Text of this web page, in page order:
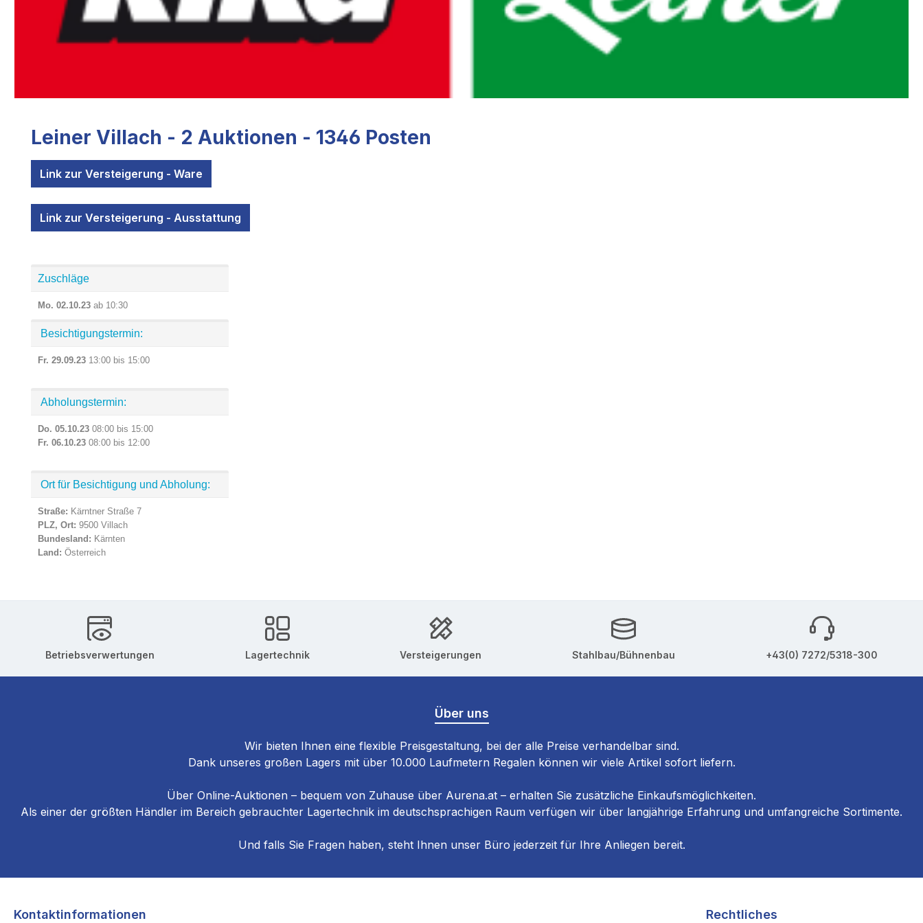
Leiner Villach - 2 Auktionen - 1346 Posten
Link zur Versteigerung - Ware
Link zur Versteigerung - Ausstattung
Zuschläge
Zuschläge:
Mo. 02.10.23 ab 10:30
Besichtigungstermin:
Fr. 29.09.23 13:00 bis 15:00
Abholungstermin:
Do. 05.10.23 08:00 bis 15:00
Fr. 06.10.23 08:00 bis 12:00
Ort für Besichtigung und Abholung:
Straße: Kärntner Straße 7
PLZ, Ort: 9500 Villach
Bundesland: Kärnten
Land: Österreich
Betriebsverwertungen Lagertechnik Versteigerungen Stahlbau/Bühnenbau +43(0) 7272/5318-300
Über uns
Wir bieten Ihnen eine flexible Preisgestaltung, bei der alle Preise verhandelbar sind.
Dank unseres großen Lagers mit über 10.000 Laufmetern Regalen können wir viele Artikel sofort liefern.
Über Online-Auktionen – bequem von Zuhause über Aurena.at – erhalten Sie zusätzliche Einkaufs­möglichkeiten.
Als einer der größten Händler im Bereich gebrauchter Lagertechnik im deutschsprachigen Raum verfügen wir über langjährige Erfahrung und umfangreiche Sortimente.
Und falls Sie Fragen haben, steht Ihnen unser Büro jederzeit für Ihre Anliegen bereit.
Kontaktinformationen Rechtliches